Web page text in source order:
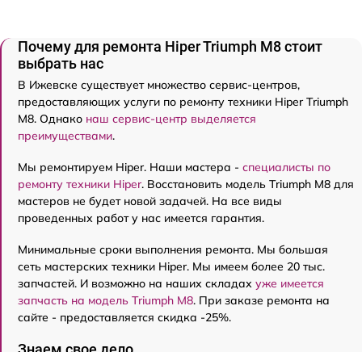
Почему для ремонта Hiper Triumph M8 стоит
выбрать нас
В Ижевске существует множество сервис-центров,
предоставляющих услуги по ремонту техники Hiper Triumph
M8. Однако наш сервис-центр выделяется
преимуществами.
Мы ремонтируем Hiper. Наши мастера - специалисты по
ремонту техники Hiper. Восстановить модель Triumph M8 для
мастеров не будет новой задачей. На все виды
проведенных работ у нас имеется гарантия.
Минимальные сроки выполнения ремонта. Мы большая
сеть мастерских техники Hiper. Мы имеем более 20 тыс.
запчастей. И возможно на наших складах уже имеется
запчасть на модель Triumph M8. При заказе ремонта на
сайте - предоставляется скидка -25%.